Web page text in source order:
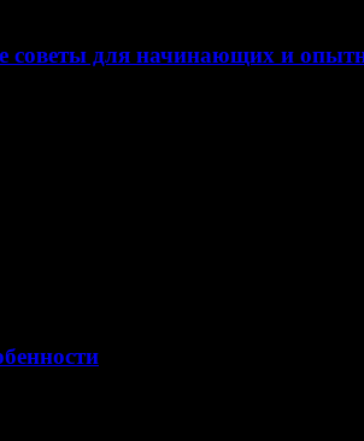
советы для начинающих и